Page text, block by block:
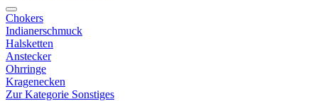
Chokers
Indianerschmuck
Halsketten
Anstecker
Ohrringe
Kragenecken
Zur Kategorie Sonstiges